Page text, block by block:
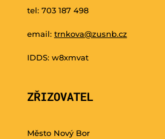
tel: 703 187 498
email: trnkova@zusnb.cz
IDDS: w8xmvat
ZŘIZOVATEL
Město Nový Bor